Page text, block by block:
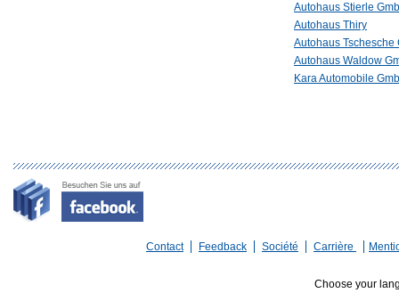
Autohaus Stierle
Autohaus Thiry
Autohaus Tschesche
Autohaus Waldow
Kara Automobile
Contact Feedback Société Carrière
Choose your